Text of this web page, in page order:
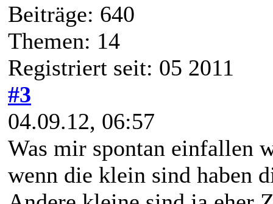
Beiträge: 640
Themen: 14
Registriert seit: 05 2011
#3
04.09.12, 06:57
Was mir spontan einfallen
wenn die klein sind haben